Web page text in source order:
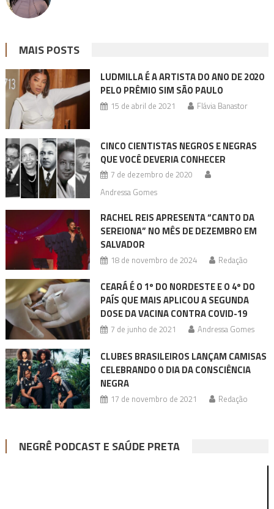
MAIS POSTS
LUDMILLA É A ARTISTA DO ANO DE 2020
PELO PRÊMIO SIM SÃO PAULO
15 de abril de 2021 Flávia Banastor
CINCO CIENTISTAS NEGROS E NEGRAS
QUE VOCÊ DEVERIA CONHECER
7 de dezembro de 2020
Andressa Gomes
RACHEL REIS APRESENTA “CANTO DA
SEREIONA” NO MÊS DE DEZEMBRO EM
SALVADOR
18 de novembro de 2024 Redação
CEARÁ É O 1º DO NORDESTE E O 4º DO
PAÍS QUE MAIS APLICOU A SEGUNDA
DOSE DA VACINA CONTRA COVID-19
7 de junho de 2021 Andressa Gomes
CLUBES BRASILEIROS LANÇAM CAMISAS
CELEBRANDO O DIA DA CONSCIÊNCIA
NEGRA
17 de novembro de 2021 Redação
NEGRÊ PODCAST E SAÚDE PRETA